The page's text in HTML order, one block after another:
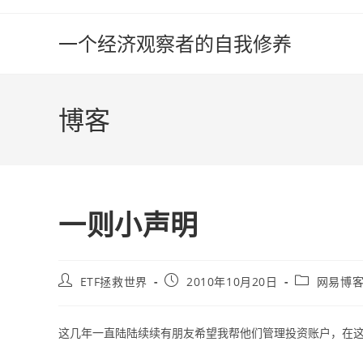
一个经济观察者的自我修养
博客
一则小声明
PostETF拯救世界
Post2010年10月20日
Post网易博客
这几年一直陆陆续续有朋友希望我帮他们管理投资账户，在